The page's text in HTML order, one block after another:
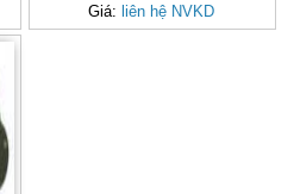
Giá: liên hệ NVKD